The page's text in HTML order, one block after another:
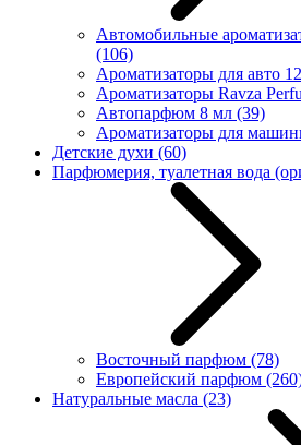
Автомобильные
(106)
Ароматизаторы для авто
Ароматизаторы Ravza
Автопарфюм 8 мл (39)
Ароматизаторы для
Детские духи (60)
Парфюмерия, туалетная вода
Восточный парфюм (78)
Европейский парфюм
Натуральные масла (23)